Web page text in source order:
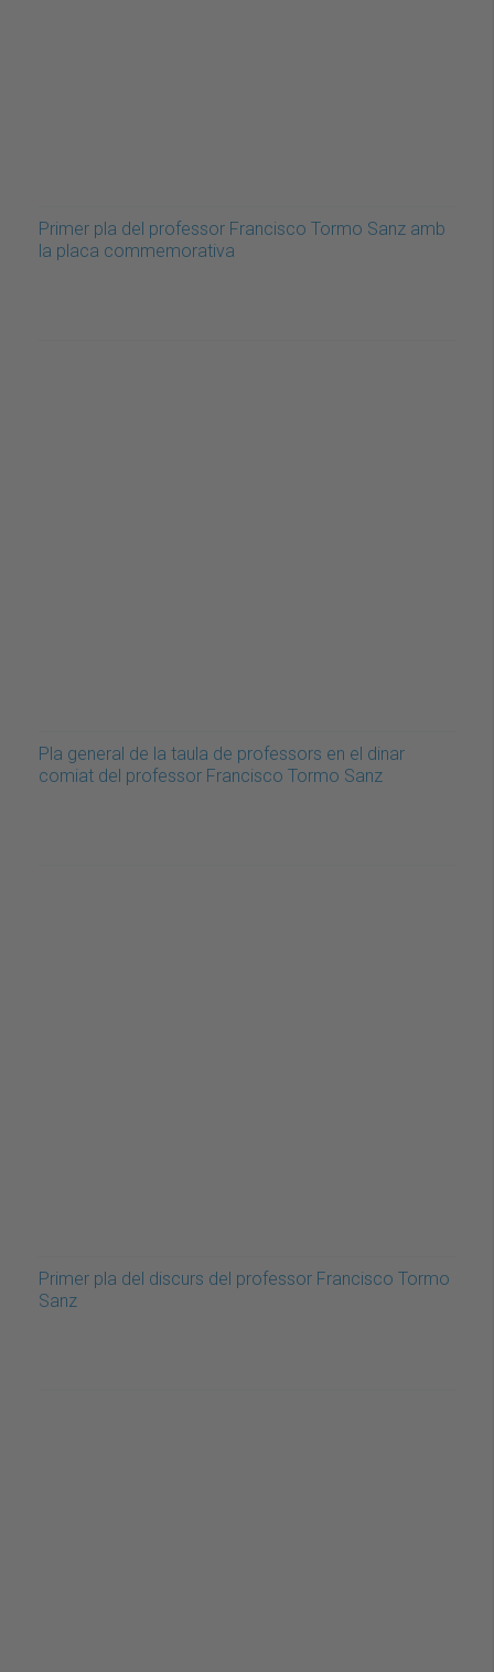
Primer pla del professor Francisco Tormo Sanz amb
la placa commemorativa
Pla general de la taula de professors en el dinar
comiat del professor Francisco Tormo Sanz
Primer pla del discurs del professor Francisco Tormo
Sanz